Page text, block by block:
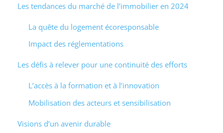
Les tendances du marché de l’immobilier en 2024
La quête du logement écoresponsable
Impact des réglementations
Les défis à relever pour une continuité des efforts
L’accès à la formation et à l’innovation
Mobilisation des acteurs et sensibilisation
Visions d’un avenir durable